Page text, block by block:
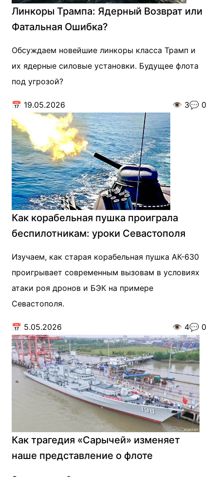
Линкоры Трампа: Ядерный Возврат или
Фатальная Ошибка?
Обсуждаем новейшие линкоры класса Трамп и
их ядерные силовые установки. Будущее флота
под угрозой?
📅 19.05.2026 👁️ 3💬 0
Как корабельная пушка проиграла
беспилотникам: уроки Севастополя
Изучаем, как старая корабельная пушка АК-630
проигрывает современным вызовам в условиях
атаки роя дронов и БЭК на примере
Севастополя.
📅 5.05.2026 👁️ 4💬 0
Как трагедия «Сарычей» изменяет
наше представление о флоте